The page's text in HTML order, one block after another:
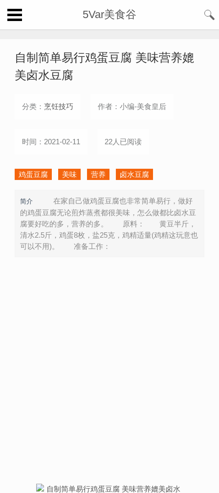
5Var美食谷
自制简单易行鸡蛋豆腐 美味营养媲
美卤水豆腐
分类： 烹饪技巧 作者：小编-美食皇后
时间：2021-02-11 22人已阅读
鸡蛋豆腐 美味 营养 卤水豆腐
简介
在家自己做鸡蛋豆腐也非常简单易行，做好
的鸡蛋豆腐无论煎炸蒸煮都很美味，怎么做都比卤水豆
腐要好吃的多，营养的多。 原料： 黄豆半斤，
清水2.5斤，鸡蛋8枚，盐25克，鸡精适量(鸡精这玩意也
可以不用)。 准备工作：